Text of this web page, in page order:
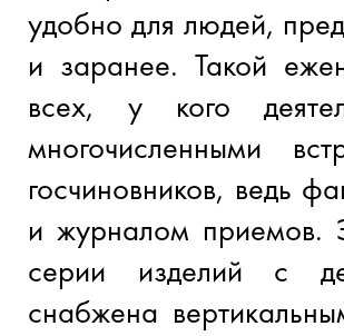
удобно для людей,
и заранее. Такой
всех, у кого
многочисленными
госчиновников, ведь
и журналом приемов.
серии изделий с
снабжена